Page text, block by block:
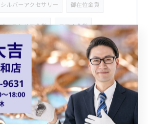
シルバーアクセサリー 御在位金貨
オーストリア金貨 コロナ金貨
天皇陛下御即位金貨 シャネルバッグ
ダイアナモデル ブランドバッグ
貴金属買取 ショパール Chopard
クォーツ カプシーヌ プラダバッグ